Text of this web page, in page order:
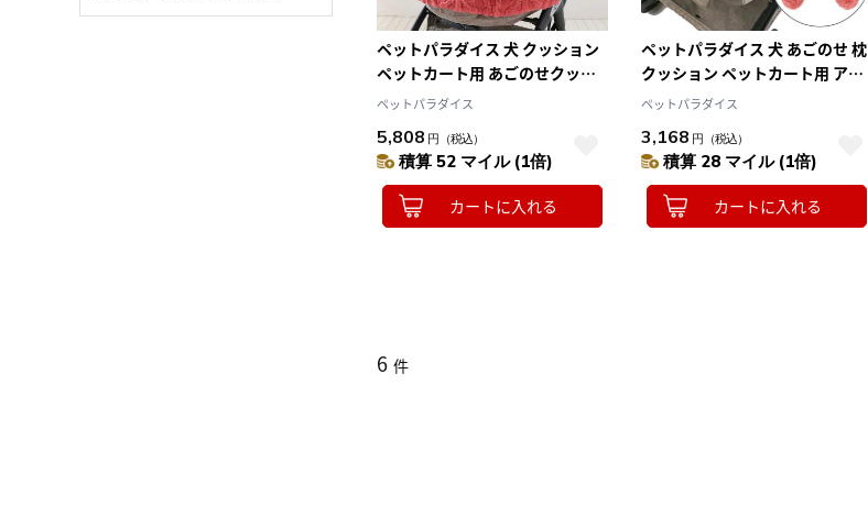
ペットパラダイス 犬 クッション
ペットカート用 あごのせクッシ
ョン 洗える 洗濯可能 アラン柄 ボ
ョン 遠赤外線 リバーシブル ペッ
ト ベッド 冬
ペットパラダイス
5,808 円 （税込）
積算 52 マイル (1倍)
カートに入れる
ペットパラダイス 犬 あごのせ 枕
クッション ペットカート用 アラ
ン柄 ボア ピロー あごのせクッシ
ション 遠赤外線 ペット ベッド 冬
ペットパラダイス
3,168 円 （税込）
積算 28 マイル (1倍)
カートに入れる
6 件